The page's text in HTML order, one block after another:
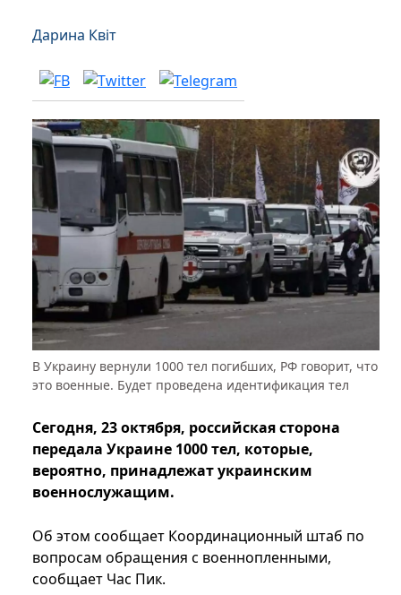
Дарина Квіт
В Украину вернули 1000 тел погибших, РФ говорит, что
это военные. Будет проведена идентификация тел
Сегодня, 23 октября, российская сторона
передала Украине 1000 тел, которые,
вероятно, принадлежат украинским
военнослужащим.
Об этом сообщает Координационный штаб по
вопросам обращения с военнопленными,
сообщает Час Пик.